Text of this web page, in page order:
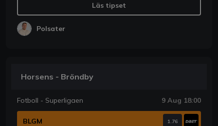
Läs tipset
Polsater
Horsens - Bröndby
Fotboll - Superligaen 9 Aug 18:00
BLGM 1.76